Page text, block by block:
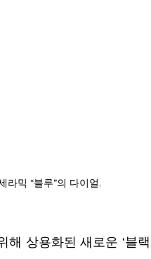
라믹 “블루”의 다이얼.
상용화된 새로운 ‘블랙